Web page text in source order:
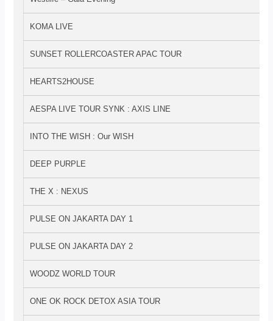
KOMA LIVE
SUNSET ROLLERCOASTER APAC TOUR
HEARTS2HOUSE
AESPA LIVE TOUR SYNK : AXIS LINE
INTO THE WISH : Our WISH
DEEP PURPLE
THE X : NEXUS
PULSE ON JAKARTA DAY 1
PULSE ON JAKARTA DAY 2
WOODZ WORLD TOUR
ONE OK ROCK DETOX ASIA TOUR